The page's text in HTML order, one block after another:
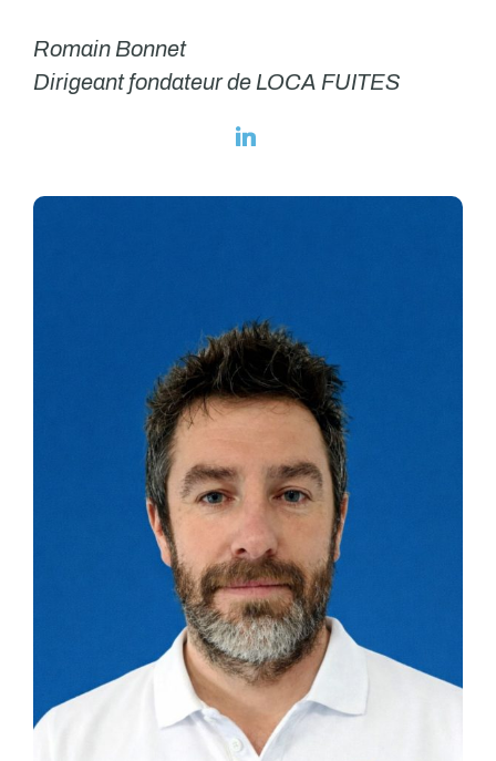
Romain Bonnet
Dirigeant fondateur de LOCA FUITES